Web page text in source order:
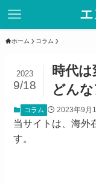
ホーム コラム
時代
どん
2023
9/18
コラム 2023年9月
当サイトは、海外
す。